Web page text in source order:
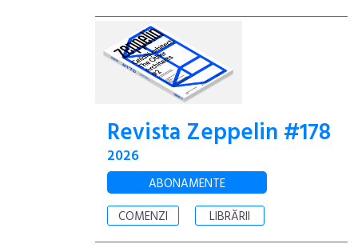
Revista Zeppelin #178
2026
ABONAMENTE
COMENZI
LIBRĂRII